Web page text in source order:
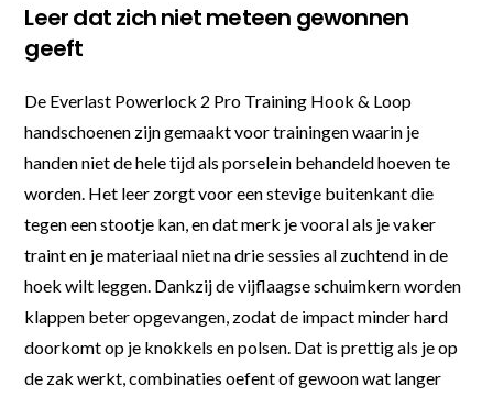
Leer dat zich niet meteen gewonnen
geeft
De Everlast Powerlock 2 Pro Training Hook & Loop
handschoenen zijn gemaakt voor trainingen waarin je
handen niet de hele tijd als porselein behandeld hoeven te
worden. Het leer zorgt voor een stevige buitenkant die
tegen een stootje kan, en dat merk je vooral als je vaker
traint en je materiaal niet na drie sessies al zuchtend in de
hoek wilt leggen. Dankzij de vijflaagse schuimkern worden
klappen beter opgevangen, zodat de impact minder hard
doorkomt op je knokkels en polsen. Dat is prettig als je op
de zak werkt, combinaties oefent of gewoon wat langer